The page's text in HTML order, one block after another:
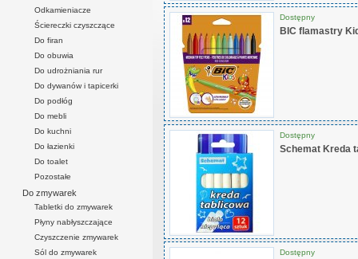
Odkamieniacze
Ściereczki czyszczące
Do firan
Do obuwia
Do udrożniania rur
Do dywanów i tapicerki
Do podłóg
Do mebli
Do kuchni
Do łazienki
Do toalet
Pozostałe
Do zmywarek
Tabletki do zmywarek
Płyny nabłyszczające
Czyszczenie zmywarek
Sól do zmywarek
Dostępny
BIC flamastry
Dostępny
Schemat Kreda
Dostępny